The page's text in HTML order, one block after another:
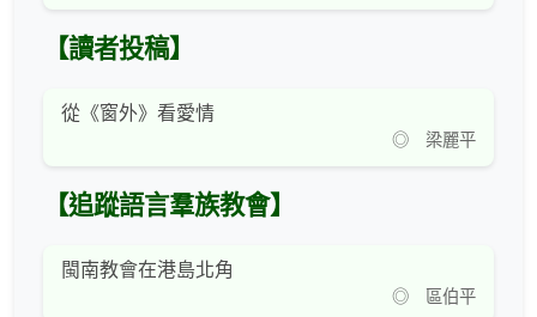
【讀者投稿】
從《窗外》看愛情
◎ 梁麗平
【追蹤語言羣族教會】
閩南教會在港島北角
◎ 區伯平